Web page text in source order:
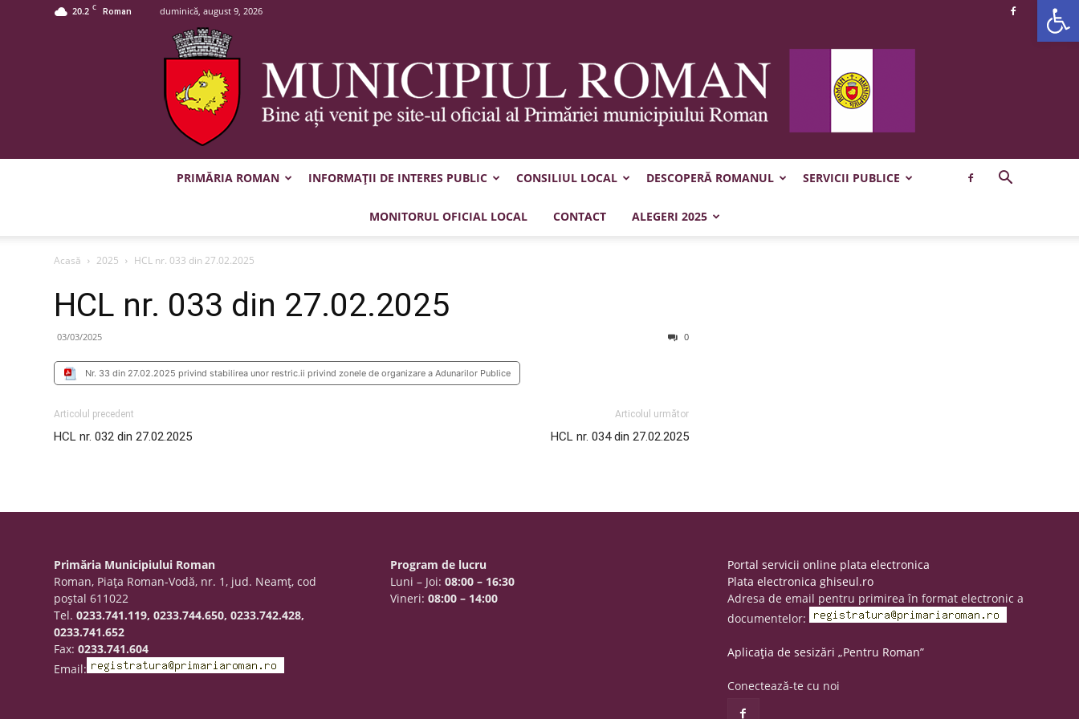
20.2 C Roman duminică, august 9, 2026
Municipiul
PRIMĂRIA ROMAN INFORMAȚII DE INTERES PUBLIC CONSILIUL LOCAL DESCOPERĂ ROMANUL SERVICII PUBLICE
MONITORUL OFICIAL LOCAL CONTACT ALEGERI 2025
Acasă 2025 HCL nr. 033 din 27.02.2025
HCL nr. 033 din 27.02.2025
03/03/2025 0
Nr. 33 din 27.02.2025 privind stabilirea unor restric.ii privind zonele de organizare a Adunarilor Publice
Articolul precedent
HCL nr. 032 din 27.02.2025
Articolul următor
HCL nr. 034 din 27.02.2025
Primăria Municipiului Roman
Roman, Piaţa Roman-Vodă, nr. 1, jud. Neamţ, cod
poştal 611022
Tel.0233.741.119, 0233.744.650, 0233.742.428,
0233.741.652
Fax:0233.741.604
Email:
Program de lucru
Luni – Joi:08:00 – 16:30
Vineri:08:00 – 14:00
Portal servicii online plata electronica
Plata electronica ghiseul.ro
Adresa de email pentru primirea în format electronic a
documentelor:
Aplicația de sesizări „Pentru Roman”
Conectează-te cu noi